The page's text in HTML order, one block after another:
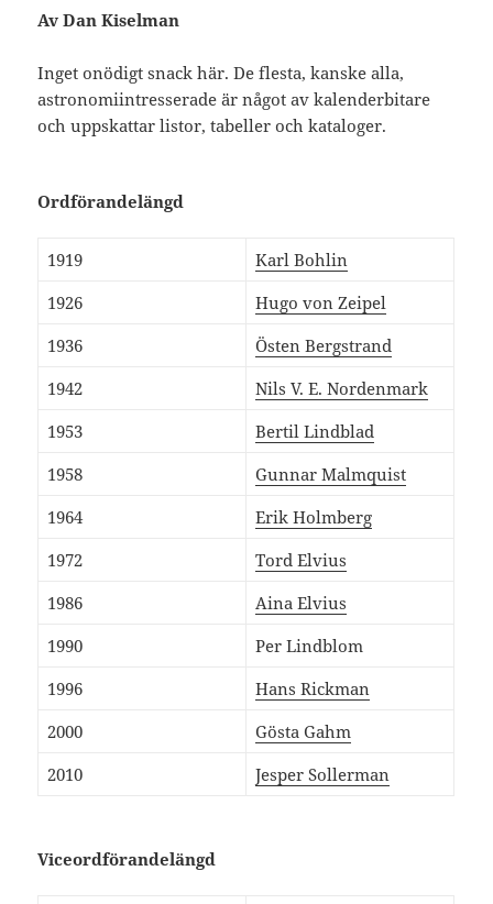
Av Dan Kiselman
Inget onödigt snack här. De flesta, kanske alla,
astronomiintresserade är något av kalenderbitare
och uppskattar listor, tabeller och kataloger.
Ordförandelängd
1919
Karl Bohlin
1926
Hugo von Zeipel
1936
Östen Bergstrand
1942
Nils V. E. Nordenmark
1953
Bertil Lindblad
1958
Gunnar Malmquist
1964
Erik Holmberg
1972
Tord Elvius
1986
Aina Elvius
1990
Per Lindblom
1996
Hans Rickman
2000
Gösta Gahm
2010
Jesper Sollerman
Viceordförandelängd